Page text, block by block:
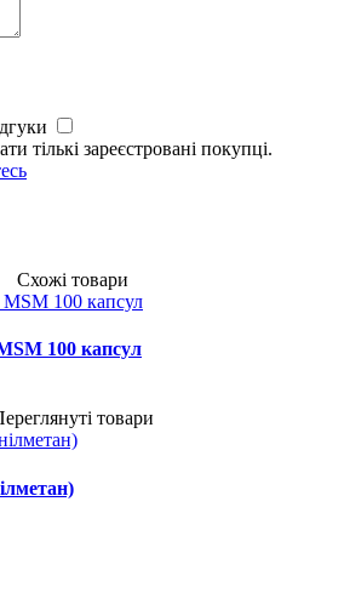
тількі зареєстровані покупці.
Схожі товари
100 капсул
товари